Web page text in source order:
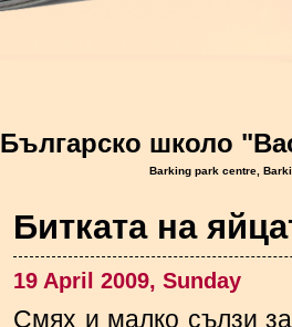
Българско школо
Barking park centre,
Битката на
19 April 2009, Sunday
Смях и малко сълзи